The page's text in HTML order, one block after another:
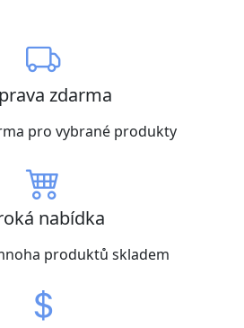
zdarma
pro vybrané produkty
nabídka
produktů skladem